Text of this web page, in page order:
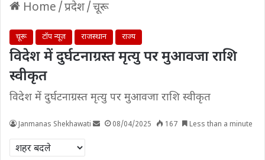
Home /प्रदेश/चूरू
चूरू टॉप न्यूज़ राजस्थान राज्य
विदेश में दुर्घटनाग्रस्त मृत्यु पर मुआवजा राशि
स्वीकृत
विदेश में दुर्घटनाग्रस्त मृत्यु पर मुआवजा राशि स्वीकृत
Janmanas Shekhawati 08/04/2025 167 Less than a minute